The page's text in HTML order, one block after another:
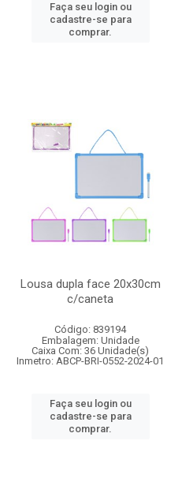
Faça seu login ou
cadastre-se para
comprar.
Lousa dupla face 20x30cm
c/caneta
Código: 839194
Embalagem: Unidade
Caixa Com: 36 Unidade(s)
Inmetro: ABCP-BRI-0552-2024-01
Faça seu login ou
cadastre-se para
comprar.